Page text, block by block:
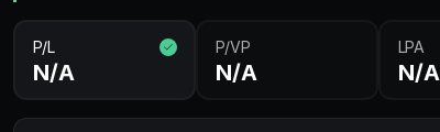
P/L
N/A
P/VP
N/A
LPA
N/A